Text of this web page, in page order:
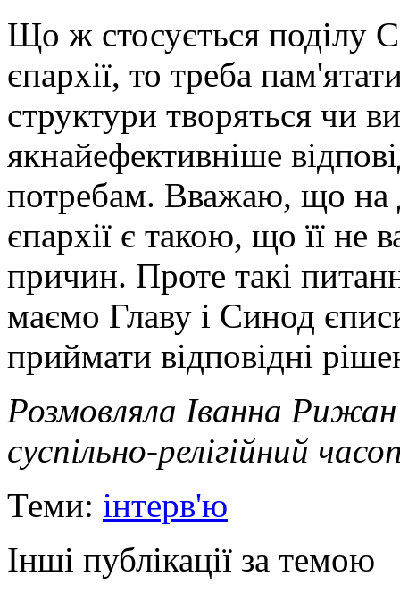
Що ж стосується поділу
єпархії, то треба
структури творяться чи
якнайефективніше
потребам. Вважаю, що на
єпархії є такою, що її не
причин. Проте такі
маємо Главу і Синод
приймати відповідні
Розмовляла Іванна Рижан
суспільно-релігійний
Теми: інтерв'ю
Інші публікації за темою